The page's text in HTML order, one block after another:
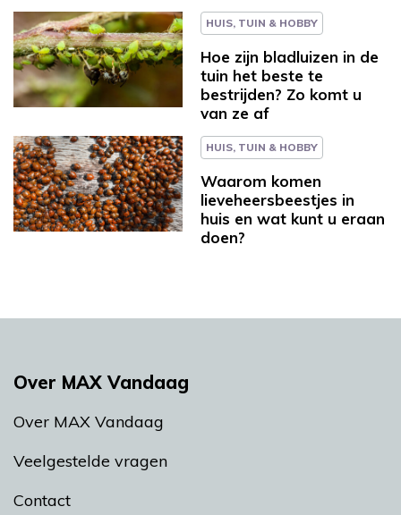
HUIS, TUIN & HOBBY
Hoe zijn bladluizen in de
tuin het beste te
bestrijden? Zo komt u
van ze af
HUIS, TUIN & HOBBY
Waarom komen
lieveheersbeestjes in
huis en wat kunt u eraan
doen?
Over MAX Vandaag
Over MAX Vandaag
Veelgestelde vragen
Contact